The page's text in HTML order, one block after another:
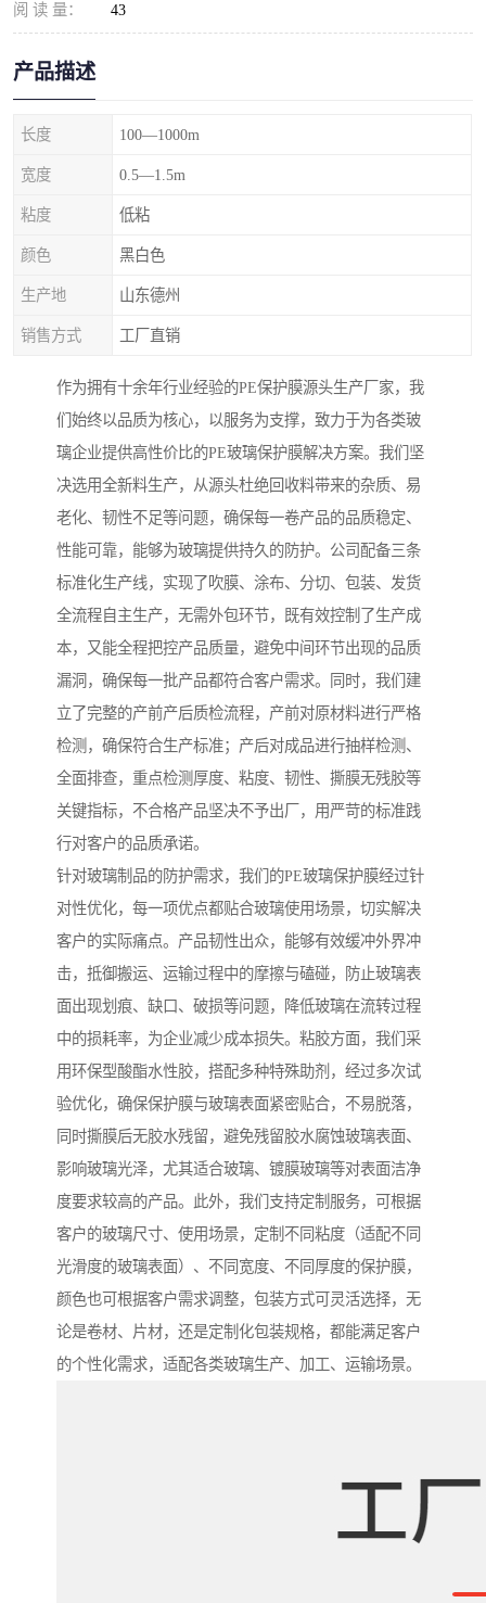
阅 读 量： 43
产品描述
长度 100—1000m
宽度 0.5—1.5m
粘度 低粘
颜色 黑白色
生产地 山东德州
销售方式 工厂直销
作为拥有十余年行业经验的PE保护膜源头生产厂家，我
们始终以品质为核心，以服务为支撑，致力于为各类玻
璃企业提供高性价比的PE玻璃保护膜解决方案。我们坚
决选用全新料生产，从源头杜绝回收料带来的杂质、易
老化、韧性不足等问题，确保每一卷产品的品质稳定、
性能可靠，能够为玻璃提供持久的防护。公司配备三条
标准化生产线，实现了吹膜、涂布、分切、包装、发货
全流程自主生产，无需外包环节，既有效控制了生产成
本，又能全程把控产品质量，避免中间环节出现的品质
漏洞，确保每一批产品都符合客户需求。同时，我们建
立了完整的产前产后质检流程，产前对原材料进行严格
检测，确保符合生产标准；产后对成品进行抽样检测、
全面排查，重点检测厚度、粘度、韧性、撕膜无残胶等
关键指标，不合格产品坚决不予出厂，用严苛的标准践
行对客户的品质承诺。
针对玻璃制品的防护需求，我们的PE玻璃保护膜经过针
对性优化，每一项优点都贴合玻璃使用场景，切实解决
客户的实际痛点。产品韧性出众，能够有效缓冲外界冲
击，抵御搬运、运输过程中的摩擦与磕碰，防止玻璃表
面出现划痕、缺口、破损等问题，降低玻璃在流转过程
中的损耗率，为企业减少成本损失。粘胶方面，我们采
用环保型酸酯水性胶，搭配多种特殊助剂，经过多次试
验优化，确保保护膜与玻璃表面紧密贴合，不易脱落，
同时撕膜后无胶水残留，避免残留胶水腐蚀玻璃表面、
影响玻璃光泽，尤其适合玻璃、镀膜玻璃等对表面洁净
度要求较高的产品。此外，我们支持定制服务，可根据
客户的玻璃尺寸、使用场景，定制不同粘度（适配不同
光滑度的玻璃表面）、不同宽度、不同厚度的保护膜，
颜色也可根据客户需求调整，包装方式可灵活选择，无
论是卷材、片材，还是定制化包装规格，都能满足客户
的个性化需求，适配各类玻璃生产、加工、运输场景。